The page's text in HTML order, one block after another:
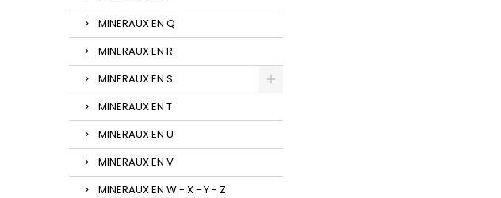
MINERAUX EN Q
MINERAUX EN R
MINERAUX EN S
MINERAUX EN T
MINERAUX EN U
MINERAUX EN V
MINERAUX EN W - X - Y - Z